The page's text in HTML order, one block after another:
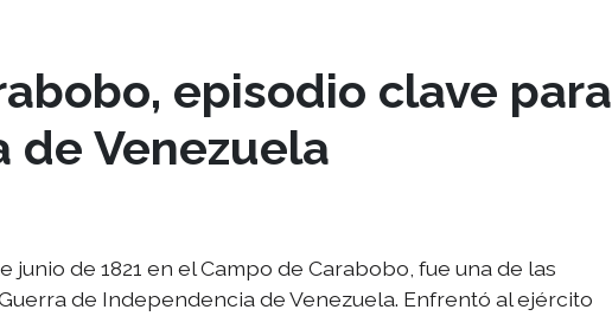
episodio clave para
de Venezuela
junio de 1821 en el Campo de Carabobo, fue una de las
de Independencia de Venezuela. Enfrentó al ejército